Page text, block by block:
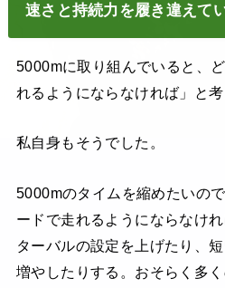
速さと持続力を履き違えて
5000mに取り組んでいると、
れるようにならなければ」と考
私自身もそうでした。
5000mのタイムを縮めたいの
ードで走れるようにならなけ
ターバルの設定を上げたり、
増やしたりする。おそらく多